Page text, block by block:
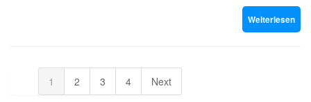
Weiterlesen
1 2 3 4 Next